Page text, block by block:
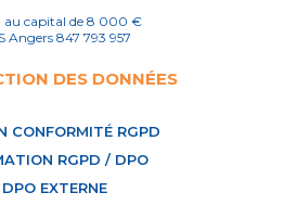
au capital de 8 000 €
Angers 847 793 957
DES DONNÉES
CONFORMITÉ RGPD
RGPD / DPO
DPO EXTERNE